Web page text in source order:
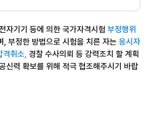
자기기 등에 의한 국가자격시험 부정행위
, 부정한 방법으로 시험을 치른 자는 응시자
격취소, 경찰 수사의뢰 등 강력조치 할 계획
신력 확보를 위해 적극 협조해주시기 바랍